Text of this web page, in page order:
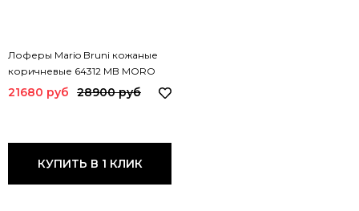
Лоферы Mario Bruni кожаные
коричневые 64312 MB MORO
21680 руб 28900 руб
КУПИТЬ В 1 КЛИК